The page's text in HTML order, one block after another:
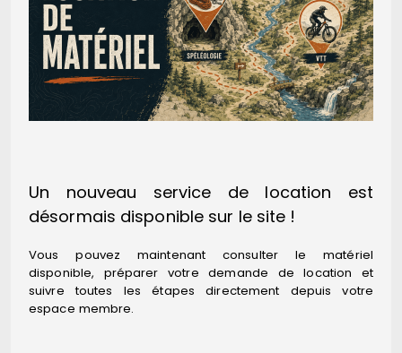
Un nouveau service de location est
désormais disponible sur le site !
Vous pouvez maintenant consulter le matériel
disponible, préparer votre demande de location et
suivre toutes les étapes directement depuis votre
espace membre.